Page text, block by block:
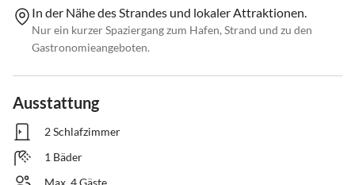
In der Nähe des Strandes und lokaler Attraktionen.
Nur ein kurzer Spaziergang zum Hafen, Strand und zu den
Gastronomieangeboten.
Ausstattung
2 Schlafzimmer
1 Bäder